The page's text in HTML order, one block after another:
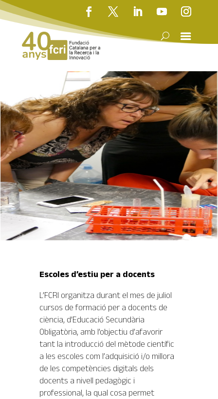
Escoles d’estiu per a docents
L’FCRI organitza durant el mes de juliol
cursos de formació per a docents de
ciència, d’Educació Secundària
Obligatòria, amb l’objectiu d’afavorir
tant la introducció del mètode científic
a les escoles com l’adquisició i/o millora
de les competències digitals dels
docents a nivell pedagògic i
professional, la qual cosa permet